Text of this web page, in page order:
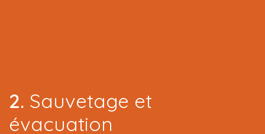
​2. Sauvetage et
évacuation